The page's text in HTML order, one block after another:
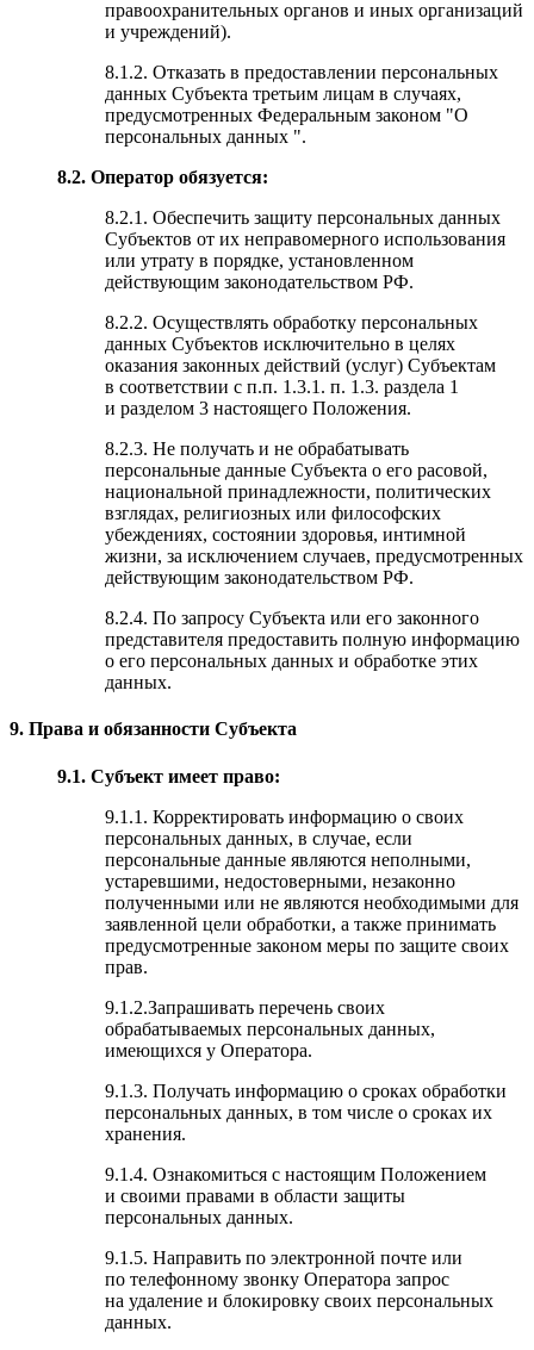
правоохранительных органов и иных организаций
и учреждений).
8.1.2. Отказать в предоставлении персональных
данных Субъекта третьим лицам в случаях,
предусмотренных Федеральным законом "О
персональных данных ".
8.2. Оператор обязуется:
8.2.1. Обеспечить защиту персональных данных
Субъектов от их неправомерного использования
или утрату в порядке, установленном
действующим законодательством РФ.
8.2.2. Осуществлять обработку персональных
данных Субъектов исключительно в целях
оказания законных действий (услуг) Субъектам
в соответствии с п.п. 1.3.1. п. 1.3. раздела 1
и разделом 3 настоящего Положения.
8.2.3. Не получать и не обрабатывать
персональные данные Субъекта о его расовой,
национальной принадлежности, политических
взглядах, религиозных или философских
убеждениях, состоянии здоровья, интимной
жизни, за исключением случаев, предусмотренных
действующим законодательством РФ.
8.2.4. По запросу Субъекта или его законного
представителя предоставить полную информацию
о его персональных данных и обработке этих
данных.
9. Права и обязанности Субъекта
9.1. Субъект имеет право:
9.1.1. Корректировать информацию о своих
персональных данных, в случае, если
персональные данные являются неполными,
устаревшими, недостоверными, незаконно
полученными или не являются необходимыми для
заявленной цели обработки, а также принимать
предусмотренные законом меры по защите своих
прав.
9.1.2.Запрашивать перечень своих
обрабатываемых персональных данных,
имеющихся у Оператора.
9.1.3. Получать информацию о сроках обработки
персональных данных, в том числе о сроках их
хранения.
9.1.4. Ознакомиться с настоящим Положением
и своими правами в области защиты
персональных данных.
9.1.5. Направить по электронной почте или
по телефонному звонку Оператора запрос
на удаление и блокировку своих персональных
данных.